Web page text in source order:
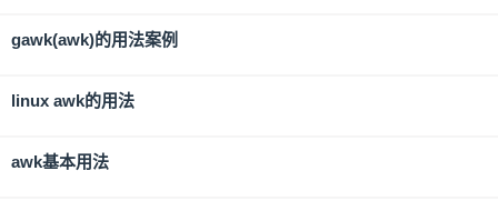
gawk(awk)的用法案例
linux awk的用法
awk基本用法